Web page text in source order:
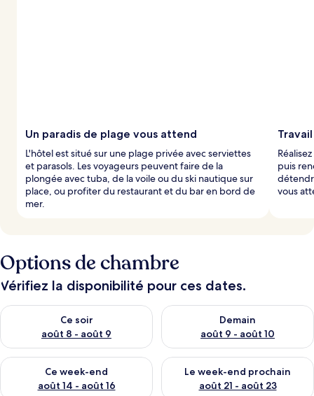
Un paradis de plage vous attend
L'hôtel est situé sur une plage privée avec serviettes
et parasols. Les voyageurs peuvent faire de la
plongée avec tuba, de la voile ou du ski nautique sur
place, ou profiter du restaurant et du bar en bord de
mer.
puis
vous
Options de chambre
Vérifiez la disponibilité pour ces dates.
Ce soir
août 8 - août 9
Vérifier la disponibilité pour ce soir août 8 - août 9
Demain
août 9 - août 10
Vérifier la disponibilité pour
Ce week-end
août 14 - août 16
Vérifier la disponibilité pour ce week-end août 14 - août 16
Le week-end prochain
août 21 - août 23
Vérifier la disponibilité pour